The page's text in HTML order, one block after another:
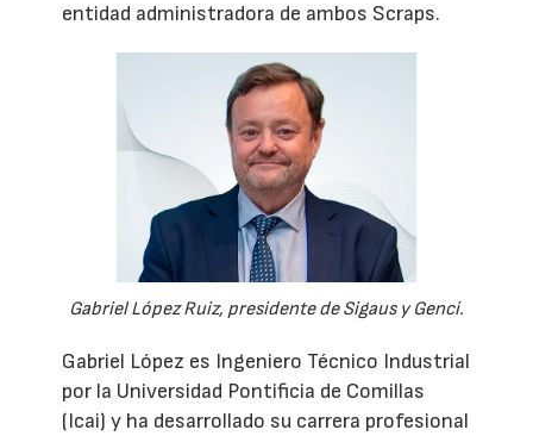
entidad administradora de ambos Scraps.
Gabriel López Ruiz, presidente de Sigaus y Genci.
Gabriel López es Ingeniero Técnico Industrial
por la Universidad Pontificia de Comillas
(Icai) y ha desarrollado su carrera profesional